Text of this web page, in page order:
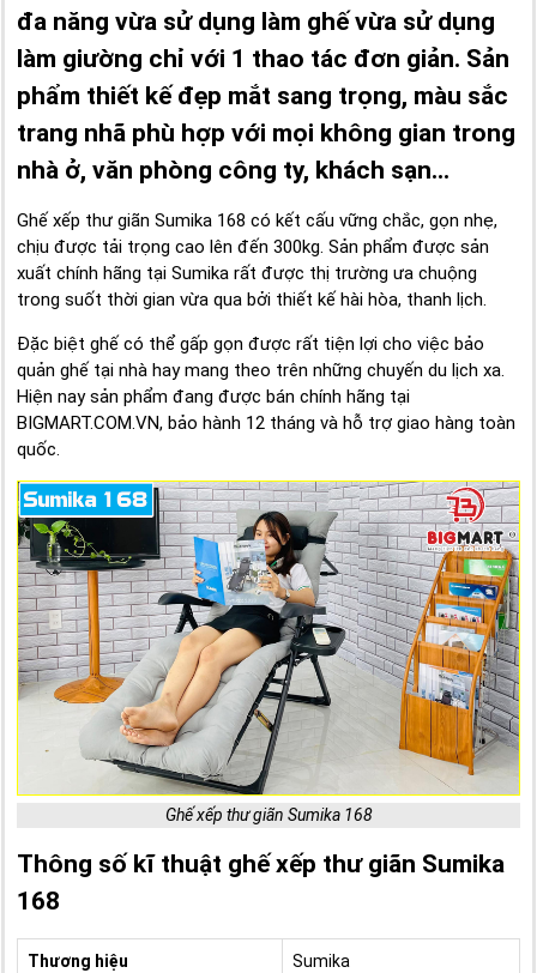
đa năng vừa sử dụng làm ghế vừa sử dụng
làm giường chỉ với 1 thao tác đơn giản. Sản
phẩm thiết kế đẹp mắt sang trọng, màu sắc
trang nhã phù hợp với mọi không gian trong
nhà ở, văn phòng công ty, khách sạn...
Ghế xếp thư giãn Sumika 168 có kết cấu vững chắc, gọn nhẹ,
chịu được tải trọng cao lên đến 300kg. Sản phẩm được sản
xuất chính hãng tại Sumika rất được thị trường ưa chuộng
trong suốt thời gian vừa qua bởi thiết kế hài hòa, thanh lịch.
Đặc biệt ghế có thể gấp gọn được rất tiện lợi cho việc bảo
quản ghế tại nhà hay mang theo trên những chuyến du lịch xa.
Hiện nay sản phẩm đang được bán chính hãng tại
BIGMART.COM.VN, bảo hành 12 tháng và hỗ trợ giao hàng toàn
quốc.
Ghế xếp thư giãn Sumika 168
Thông số kĩ thuật ghế xếp thư giãn Sumika
168
Thương hiệu Sumika